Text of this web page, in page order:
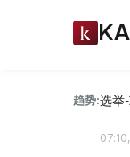
趋势:选举